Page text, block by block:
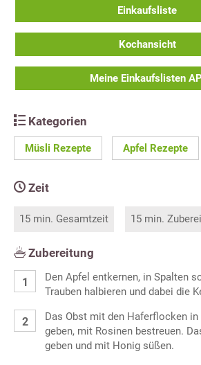
Einkaufsliste
Kochansicht
Meine Einkaufslisten
Kategorien
Müsli Rezepte Apfel Rezepte
Zeit
15 min. Gesamtzeit 15 min.
Zubereitung
Den Apfel entkernen, in Spalten
Trauben halbieren und dabei die
Das Obst mit den Haferflocken
geben, mit Rosinen bestreuen.
geben und mit Honig süßen.